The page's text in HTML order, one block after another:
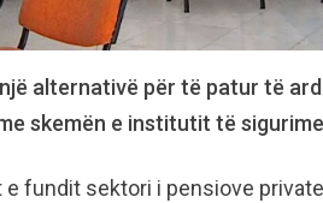
alternativë për të patur të
skemën e institutit të
fundit sektori i pensiove